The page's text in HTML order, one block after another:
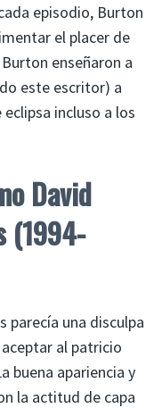
episodio, Burton
el placer de
enseñaron a
este escritor) a
incluso a los
David
(1994-
parecía una disculpa
al patricio
buena apariencia y
la actitud de capa